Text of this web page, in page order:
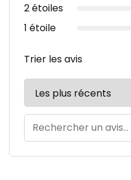
2 étoiles
1 étoile
Trier les avis